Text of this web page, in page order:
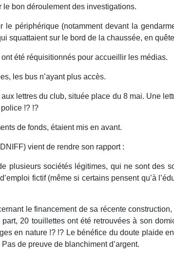
bon déroulement des investigations.
périphérique (notamment devant la
squattaient sur le bord de la chaussée, en
été réquisitionnés pour accueillir les médias.
les bus n’ayant plus accès.
lettres du club, située place du 8 mai. Une
!? !?
de fonds, étaient mis en avant.
vient de rendre son rapport :
plusieurs sociétés légitimes, qui ne sont des
fictif (même si certains pensent qu’à
le financement de sa récente
20 touillettes ont été retrouvées à son
en nature !? !? Le bénéfice du doute plaide
de preuve de blanchiment d’argent.